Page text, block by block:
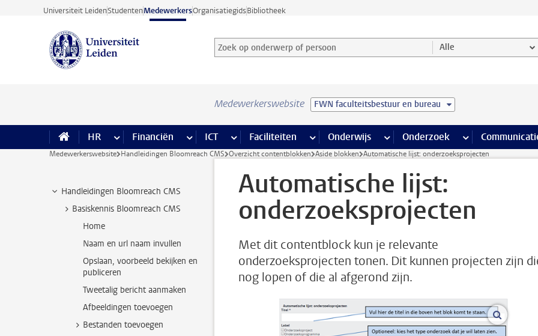
Ga direct naar de inhoud
Universiteit LeidenStudentenMedewerkersOrganisatiegidsBibliotheek
Zoek op onderwerp of persoon en selecteer categorie
Zoekterm Alle
Medewerkerswebsite FWN faculteitsbestuur en bureau
HR meer HR pagina’s
Financiën meer Financiën pagina’s
ICT meer ICT pagina’s
Faciliteiten meer Faciliteiten pagina’s
Onderwijs meer Onderwijs pagina’s
Onderzoek meer Onderzoek
Medewerkerswebsite Handleidingen Bloomreach CMS Overzicht contentblokken Aside blokken Automatische lijst: onderzoeksprojecten
Handleidingen Bloomreach CMS
Basiskennis Bloomreach CMS
Home
Naam en url naam invullen
Opslaan, voorbeeld bekijken en
publiceren
Tweetalig bericht aanmaken
Afbeeldingen toevoegen
Bestanden toevoegen
Automatische lijst:
onderzoeksprojecten
Met dit contentblock kun je relevante
onderzoeksprojecten tonen. Dit kunnen projecten zijn
nog lopen of die al afgerond zijn.
vergroot